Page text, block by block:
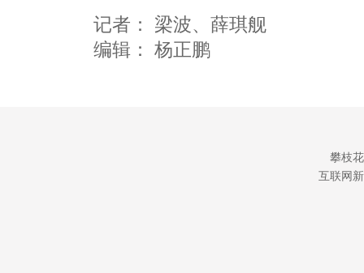
记者： 梁波、薛琪舰
编辑： 杨正鹏
攀枝
互联网